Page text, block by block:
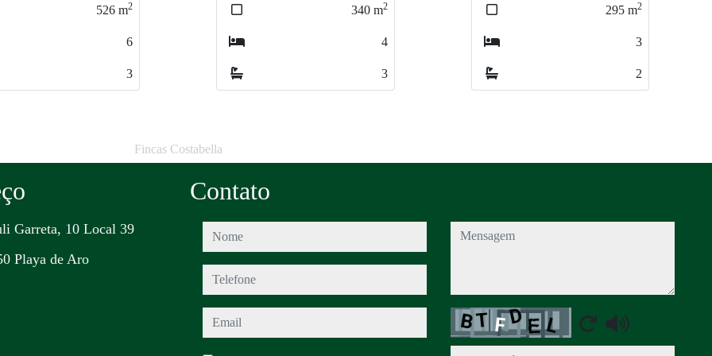
340m2
4
3
295m2 265m2
4
340m2
4
3
295 m2
3
2
265m2
4
3
Fincas Costabella
Garreta, 10 Local 39
Playa de Aro
Contato
nome
telefone
email
mensagem
Captcha